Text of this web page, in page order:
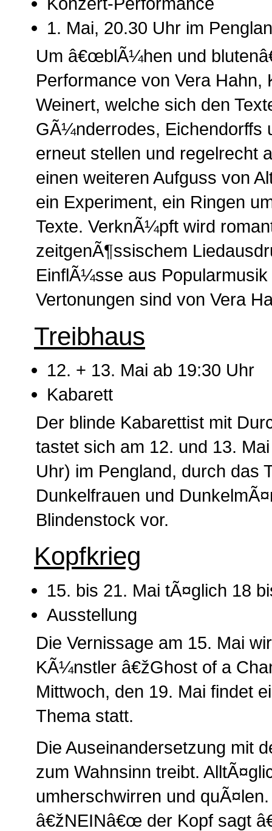
1. Mai, 20.30 Uhr im
Um â€œblÃ¼hen und
Performance von Vera Hahn,
Weinert, welche sich den
GÃ¼nderrodes, Eichendorffs
erneut stellen und regelrecht
einen weiteren Aufguss von
ein Experiment, ein Ringen
Texte. VerknÃ¼pft wird
zeitgenÃ¶ssischem
EinflÃ¼sse aus
Vertonungen sind von Vera
Treibhaus
12. + 13. Mai ab 19:30 Uhr
Kabarett
Der blinde Kabarettist mit
tastet sich am 12. und 13.
Uhr) im Pengland, durch das
Dunkelfrauen und
Blindenstock vor.
Kopfkrieg
15. bis 21. Mai tÃ¤glich 18
Ausstellung
Die Vernissage am 15. Mai
KÃ¼nstler â€žGhost of a
Mittwoch, den 19. Mai findet
Thema statt.
Die Auseinandersetzung mit
zum Wahnsinn treibt.
umherschwirren und
â€žNEINâ€œ der Kopf sagt